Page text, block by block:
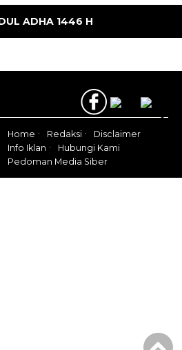
ADHA 1446 H
Home Redaksi
Disclaimer
Info Iklan
Hubungi Kami
Pedoman Media Siber